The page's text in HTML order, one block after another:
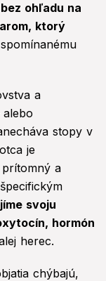
ohľadu na
ktorý
a
stopy v
je
prítomný a
svoju
hormón
herec.
chýbajú,